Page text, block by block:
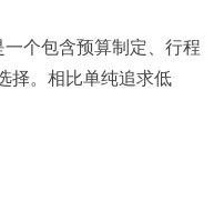
一个包含预算制定、行程
择。相比单纯追求低